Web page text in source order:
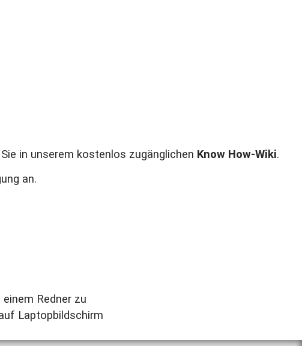
in unserem kostenlos zugänglichen Know How-Wiki.
an.